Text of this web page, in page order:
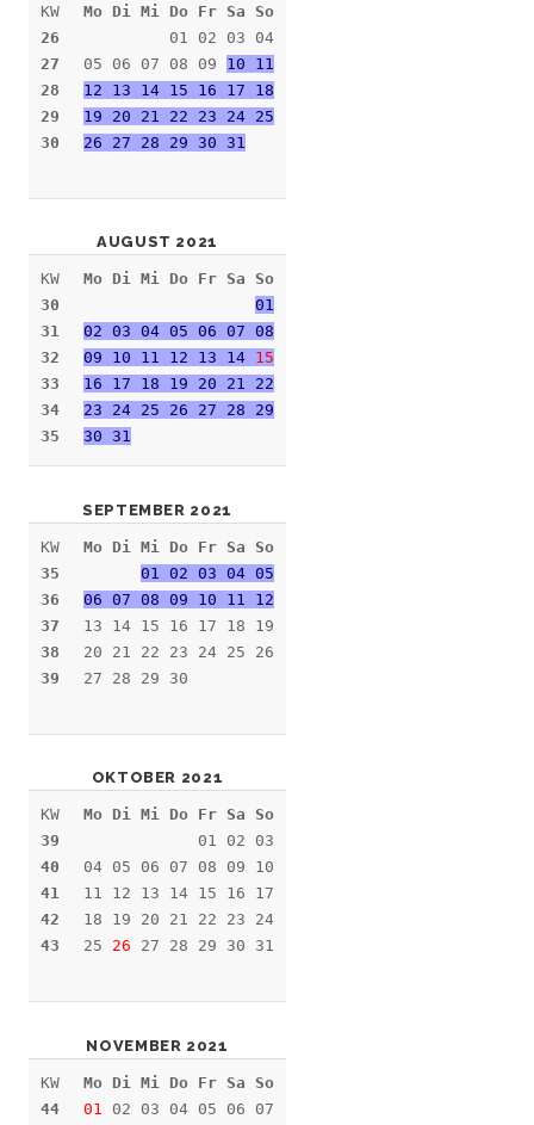
KW
26
27
28
29
30
Mo Di Mi Do Fr Sa So
01 02 03 04
05 06 07 08 09 10 11
12 13 14 15 16 17 18
19 20 21 22 23 24 25
26 27 28 29 30 31
AUGUST 2021
KW
30
31
32
33
34
35
Mo Di Mi Do Fr Sa So
01
02 03 04 05 06 07 08
09 10 11 12 13 14 15
16 17 18 19 20 21 22
23 24 25 26 27 28 29
30 31
SEPTEMBER 2021
KW
35
36
37
38
39
Mo Di Mi Do Fr Sa So
01 02 03 04 05
06 07 08 09 10 11 12
13 14 15 16 17 18 19
20 21 22 23 24 25 26
27 28 29 30
OKTOBER 2021
KW
39
40
41
42
43
Mo Di Mi Do Fr Sa So
01 02 03
04 05 06 07 08 09 10
11 12 13 14 15 16 17
18 19 20 21 22 23 24
25 26 27 28 29 30 31
NOVEMBER 2021
KW
44
Mo Di Mi Do Fr Sa So
01
02 03 04 05 06 07